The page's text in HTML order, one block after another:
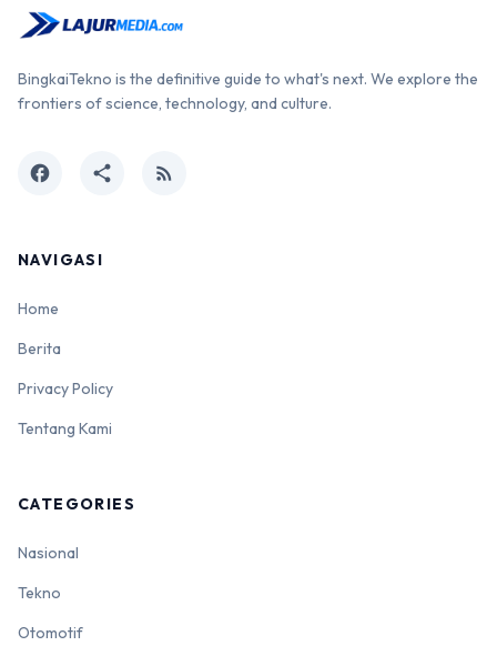
BingkaiTekno is the definitive guide to what's next. We explore the
frontiers of science, technology, and culture.
facebook share rss_feed
NAVIGASI
Home
Berita
Privacy Policy
Tentang Kami
CATEGORIES
Nasional
Tekno
Otomotif